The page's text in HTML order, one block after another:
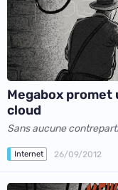
Megabox promet
cloud
Sans aucune
Internet 26/09/2012